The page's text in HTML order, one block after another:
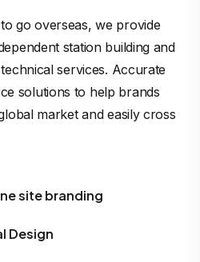
go overseas, we provide
station building and
services. Accurate
solutions to help brands
market and easily cross
site branding
Design